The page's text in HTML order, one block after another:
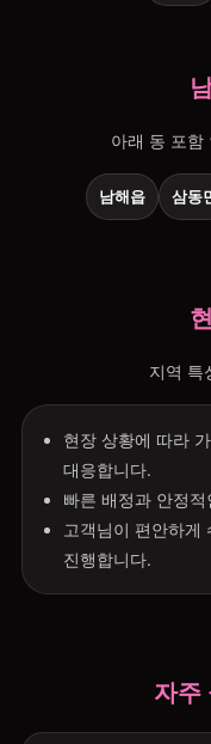
아래 동 포함
남해읍 삼동
지역 특
현장 상황에 따라
대응합니다.
빠른 배정과 안정
고객님이 편안하게
진행합니다.
자주